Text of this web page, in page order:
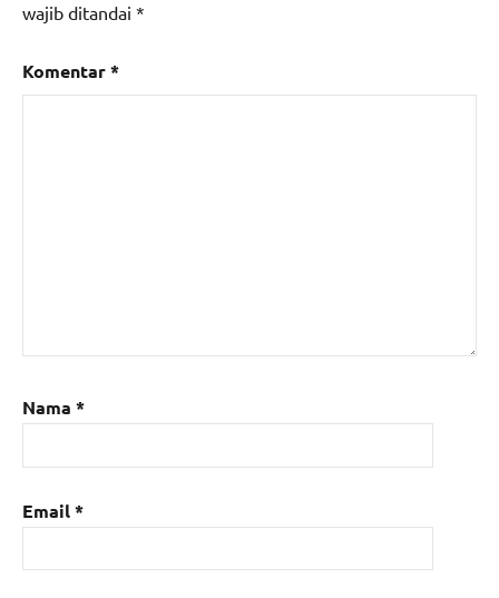
wajib ditandai *
Komentar*
Nama *
Email*